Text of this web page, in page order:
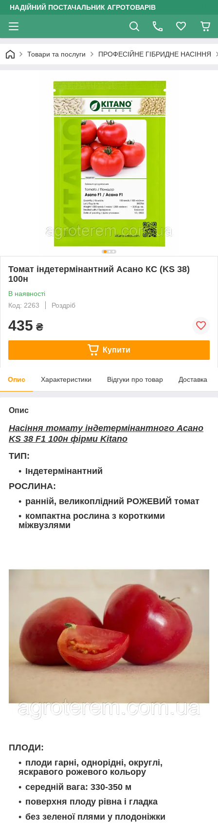
НАДІЙНИЙ ПОСТАЧАЛЬНИК АГРОТОВАРІВ
Товари та послуги ПРОФЕСІЙНЕ ГІБРИДНЕ НАСІННЯ
Томат індетермінантний Асано КС (KS 38)
100н
В наявності
Код: 2263
Роздріб
435 ₴
Купити
Опис Характеристики Відгуки про товар Доставка
Опис
Насіння томату індетермінантного Асано
KS 38 F1 100н фірми Kitano
ТИП:
Індетермінантний
РОСЛИНА:
ранній, великоплідний РОЖЕВИЙ томат
компактна рослина з короткими
міжвузлями
ПЛОДИ:
плоди гарні, однорідні, округлі,
яскравого рожевого кольору
середній вага: 330-350 м
поверхня плоду рівна і гладка
без зеленої плями у плодоніжки